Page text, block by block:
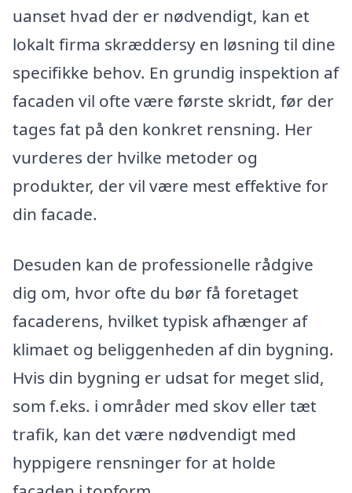
uanset hvad der er nødvendigt, kan et
lokalt firma skræddersy en løsning til dine
specifikke behov. En grundig inspektion af
facaden vil ofte være første skridt, før der
tages fat på den konkret rensning. Her
vurderes der hvilke metoder og
produkter, der vil være mest effektive for
din facade.
Desuden kan de professionelle rådgive
dig om, hvor ofte du bør få foretaget
facaderens, hvilket typisk afhænger af
klimaet og beliggenheden af din bygning.
Hvis din bygning er udsat for meget slid,
som f.eks. i områder med skov eller tæt
trafik, kan det være nødvendigt med
hyppigere rensninger for at holde